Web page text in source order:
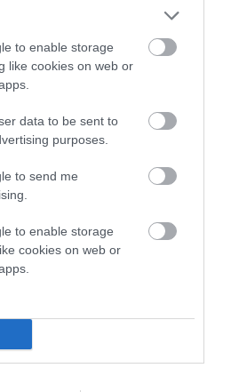
to enable storage
like cookies on web or
data to be sent to
purposes.
to send me
to enable storage
cookies on web or
Πολύ υψηλός
πυρκαγιάς στις
2026
κειμήλια από
τον 19ο αιώνα μέχρι
την δεκαετία του 1970
ΚΟΡΘΙΟΥ: Όταν η
γίνεται μνήμη
ΓΙΑ ΤΟΝ